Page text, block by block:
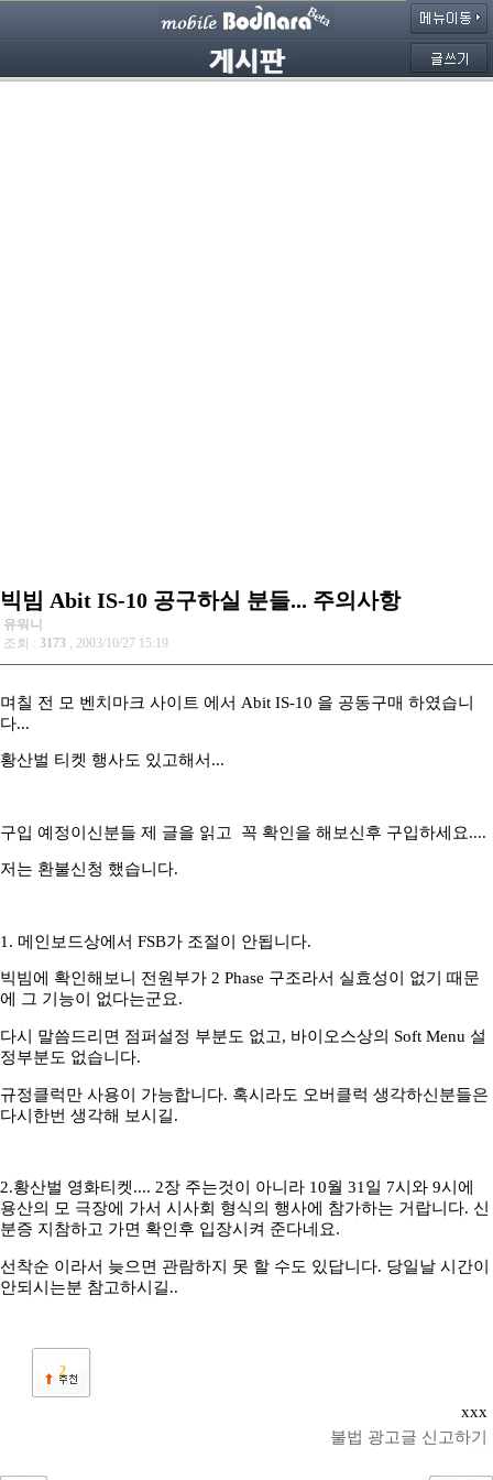
빅빔 Abit IS-10 공구하실 분들... 주의사항
유워니
조회 : 3173 , 2003/10/27 15:19
며칠 전 모 벤치마크 사이트 에서 Abit IS-10 을 공동구매 하였습니
다...
황산벌 티켓 행사도 있고해서...
구입 예정이신분들 제 글을 읽고 꼭 확인을 해보신후 구입하세요....
저는 환불신청 했습니다.
1. 메인보드상에서 FSB가 조절이 안됩니다.
빅빔에 확인해보니 전원부가 2 Phase 구조라서 실효성이 없기 때문
에 그 기능이 없다는군요.
다시 말씀드리면 점퍼설정 부분도 없고, 바이오스상의 Soft Menu 설
정부분도 없습니다.
규정클럭만 사용이 가능합니다. 혹시라도 오버클럭 생각하신분들은
다시한번 생각해 보시길.
2.황산벌 영화티켓.... 2장 주는것이 아니라 10월 31일 7시와 9시에
용산의 모 극장에 가서 시사회 형식의 행사에 참가하는 거랍니다. 신
분증 지참하고 가면 확인후 입장시켜 준다네요.
선착순 이라서 늦으면 관람하지 못 할 수도 있답니다. 당일날 시간이
안되시는분 참고하시길..
2
xxx
불법 광고글 신고하기